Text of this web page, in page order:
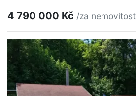
4 790 000 Kč /za nemovitost